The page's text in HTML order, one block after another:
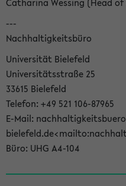
---
Nachhaltigkeitsbüro
Universität Bielefeld
Universitätsstraße 25
33615 Bielefeld
Telefon: +49 521 106-87965
E-Mail:
Büro: UHG A4-104